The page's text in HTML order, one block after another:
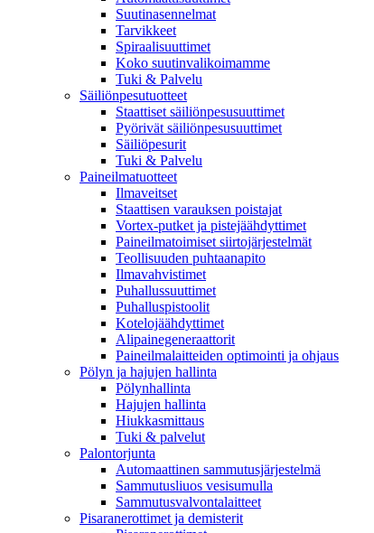
Suutinasennelmat
Tarvikkeet
Spiraalisuuttimet
Koko suutinvalikoimamme
Tuki & Palvelu
Säiliönpesutuotteet
Staattiset säiliönpesusuuttimet
Pyörivät säiliönpesusuuttimet
Säiliöpesurit
Tuki & Palvelu
Paineilmatuotteet
Ilmaveitset
Staattisen varauksen poistajat
Vortex-putket ja pistejäähdyttimet
Paineilmatoimiset siirtojärjestelmät
Teollisuuden puhtaanapito
Ilmavahvistimet
Puhallussuuttimet
Puhalluspistoolit
Kotelojäähdyttimet
Alipainegeneraattorit
Paineilmalaitteiden optimointi ja ohjaus
Pölyn ja hajujen hallinta
Pölynhallinta
Hajujen hallinta
Hiukkasmittaus
Tuki & palvelut
Palontorjunta
Automaattinen sammutusjärjestelmä
Sammutusliuos vesisumulla
Sammutusvalvontalaitteet
Pisaranerottimet ja demisterit